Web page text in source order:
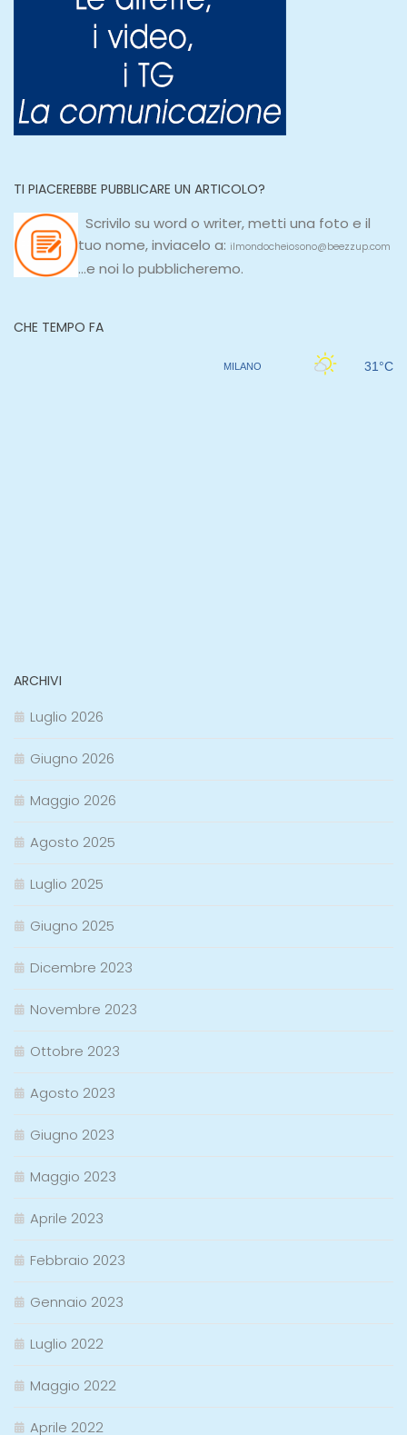
TI PIACEREBBE PUBBLICARE UN ARTICOLO?
Scrivilo su word o writer, metti una foto e il
tuo nome, inviacelo a: ilmondocheiosono@beezzup.com
...e noi lo pubblicheremo.
CHE TEMPO FA
ARCHIVI
Luglio 2026
Giugno 2026
Maggio 2026
Agosto 2025
Luglio 2025
Giugno 2025
Dicembre 2023
Novembre 2023
Ottobre 2023
Agosto 2023
Giugno 2023
Maggio 2023
Aprile 2023
Febbraio 2023
Gennaio 2023
Luglio 2022
Maggio 2022
Aprile 2022